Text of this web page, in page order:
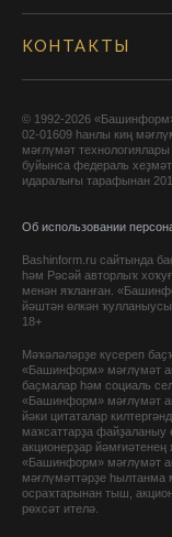
КОНТАКТЫ
© 1992-2026
02-01609 һанлы киң
мәғлүмәт
буйынса федераль
идаралығы тарафынан
Об использовании
Bashinform.ru сайтында
һәм Рәсәй авторлыҡ
менән яҡланған.
йәштән өлкән
18+
Мәҡәләләрҙе күсереп
«Башинформ» мәғлүмәт
баҫмалар һәм социаль
«Башинформ» мәғлүмәт
йәки цитаталар
маҡсаттарҙа
акционерҙар йәмғиәтенең
«Башинформ» мәғлүмәт
мәғлүмәттәрҙе
осраҡтарынан тыш,
рөхсәт ителә.